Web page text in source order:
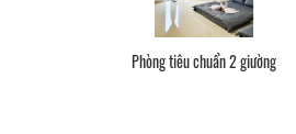
Phòng tiêu chuẩn 2 giường